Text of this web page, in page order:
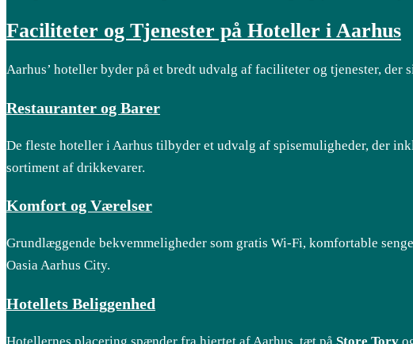
Faciliteter og Tjenester på Hoteller i Aarhus
Aarhus’ hoteller byder på et bredt udvalg af faciliteter og tjenester,
Restauranter og Barer
De fleste hoteller i Aarhus tilbyder et udvalg af spisemuligheder, der
sortiment af drikkevarer.
Komfort og Værelser
Grundlæggende bekvemmeligheder som gratis Wi-Fi, komfortable
Oasia Aarhus City.
Hotellets Beliggenhed